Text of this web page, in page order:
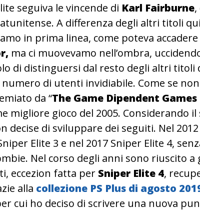
seguiva le vincende di Karl Fairburne
A differenza degli altri titoli
in prima linea, come poteva accadere
ma ci muovevamo nell’ombra,
di distinguersi dal resto degli altri titoli
di utenti invidiabile. Come se
da “The Game Dipendent
migliore gioco del 2005. Considerando il
decise di sviluppare dei seguiti. Nel
Elite 3 e nel 2017 Sniper Elite 4,
Nel corso degli anni sono riuscito
eccezion fatta per Sniper Elite 4,
alla collezione PS Plus di agosto
cui ho deciso di scrivere una nuova